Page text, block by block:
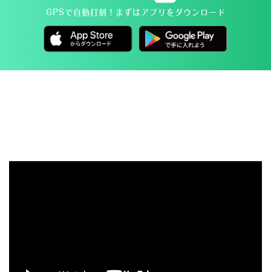
GPSで自動打刻！ まずはアプリをダウンロード